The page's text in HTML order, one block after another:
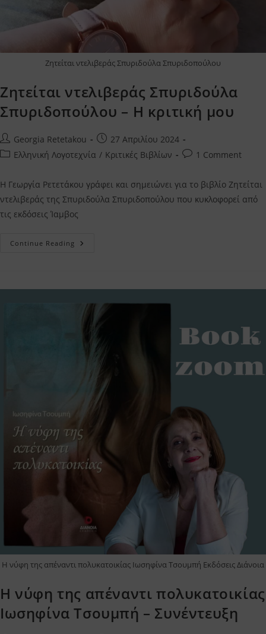
Ζητείται ντελιβεράς Σπυριδούλα Σπυριδοπούλου
Ζητείται ντελιβεράς Σπυριδούλα
Σπυριδοπούλου – Η κριτική μου
Post
author:
Georgia Retetakou
Post
published:
27 Απριλίου 2024
PostΕλληνική Λογοτεχνία / Κριτικές Βιβλίων
Post1 Comment
Η Γεωργία Ρετετάκου γράφει και σημειώνει για το βιβλίο Ζητείται
ντελιβεράς της Σπυριδούλα Σπυριδοπούλου που κυκλοφορεί από
τις εκδόσεις Ίαμβος
Continue Reading Ζητείται
Κριτική
Μου
Η νύφη της απέναντι πολυκατοικίας Ιωσηφίνα Τσουμπή Εκδόσεις Διάνοια
Η νύφη της απέναντι πολυκατοικίας
Ιωσηφίνα Τσουμπή – Συνέντευξη